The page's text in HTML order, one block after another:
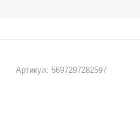
Артикул: 5697297282597